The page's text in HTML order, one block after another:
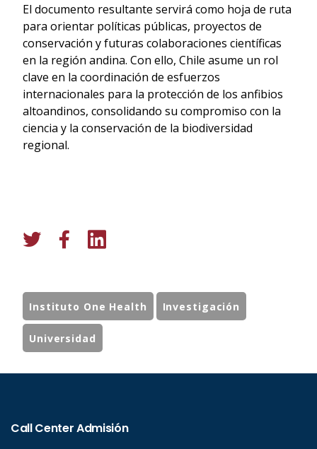
El documento resultante servirá como hoja de ruta
para orientar políticas públicas, proyectos de
conservación y futuras colaboraciones científicas
en la región andina. Con ello, Chile asume un rol
clave en la coordinación de esfuerzos
internacionales para la protección de los anfibios
altoandinos, consolidando su compromiso con la
ciencia y la conservación de la biodiversidad
regional.
Instituto One Health Investigación
Universidad